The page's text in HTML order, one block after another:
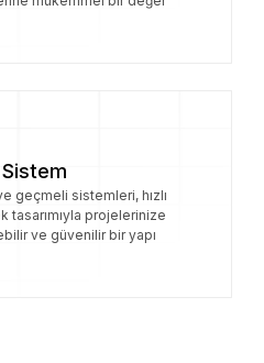
geçmeli sistemleri, hızlı
tasarımıyla projelerinize
ve güvenilir bir yapı